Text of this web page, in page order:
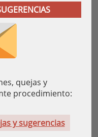
quejas y
procedimiento:
y sugerencias